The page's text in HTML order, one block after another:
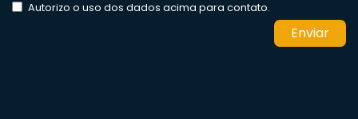
Autorizo o uso dos dados acima para contato.
Enviar